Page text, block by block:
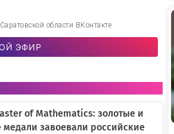
области ВКонтакте
ЭФИР
of Mathematics: золотые и
завоевали российские